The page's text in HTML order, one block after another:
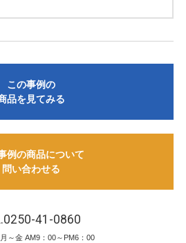
この事例の
品を見てみる
例の商品について
問い合わせる
41-0860
～金 AM9：00～PM6：00